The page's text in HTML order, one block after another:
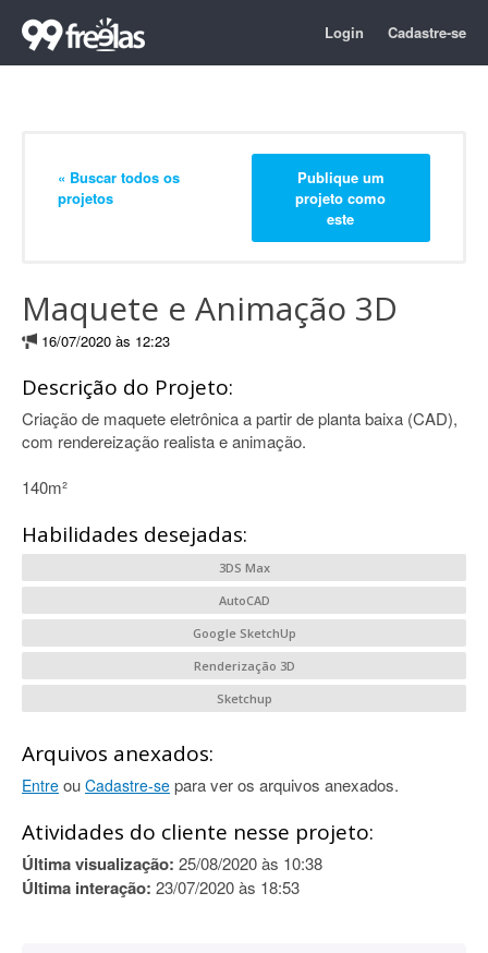
Login Cadastre-se
« Buscar todos os
projetos
Publique um
projeto como
este
Maquete e Animação 3D
16/07/2020 às 12:23
Descrição do Projeto:
Criação de maquete eletrônica a partir de planta baixa (CAD),
com rendereização realista e animação.
140m²
Habilidades desejadas:
3DS Max
AutoCAD
Google SketchUp
Renderização 3D
Sketchup
Arquivos anexados:
Entre ou Cadastre-se para ver os arquivos anexados.
Atividades do cliente nesse projeto:
Última visualização: 25/08/2020 às 10:38
Última interação: 23/07/2020 às 18:53